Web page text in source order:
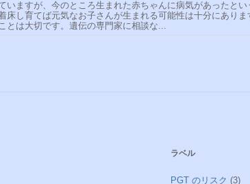
いますが、今のところ生まれた赤ちゃんに病気があったと
床し育てば元気なお子さんが生まれる可能性は十分にあり
は大切です。遺伝の専門家に相談な...
ラベル
PGT のリスク (3)